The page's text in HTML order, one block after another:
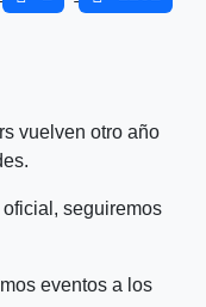
vuelven otro año
seguiremos
eventos a los